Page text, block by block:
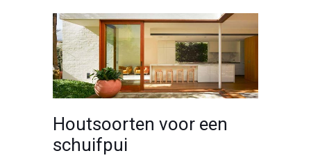
Houtsoorten voor een
schuifpui